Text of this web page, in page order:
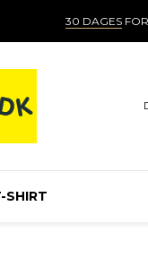
30 DAGES
SHIRT